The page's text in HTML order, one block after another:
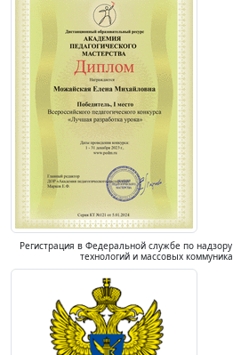
Регистрация в Федеральной службе по
технологий и массовых